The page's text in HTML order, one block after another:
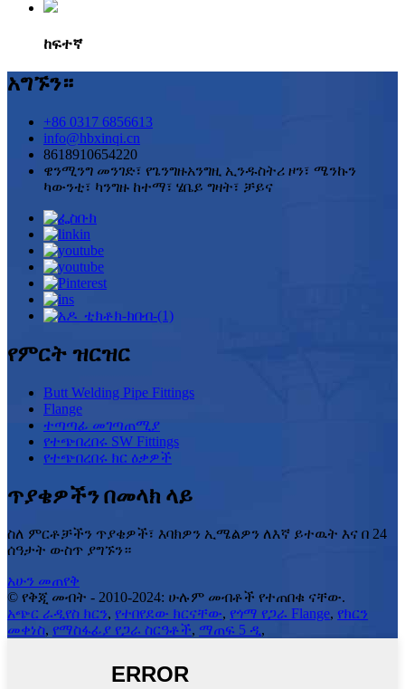
ከፍተኛ
አግኙን።
+86 0317 6856613
info@hbxinqi.cn
8618910654220
ዌንሚንግ መንገድ፣ የጌንግዙአንግዚ ኢንዱስትሪ ዞን፣ ሜንኩን
ካውንቲ፣ ካንግዙ ከተማ፣ ሄቤይ ግዛት፣ ቻይና
የምርት ዝርዝር
Butt Welding Pipe Fittings
Flange
ተጣጣፊ መገጣጠሚያ
የተጭበረበሩ SW Fittings
የተጭበረበሩ ክር ዕቃዎች
ጥያቄዎችን በመላክ ላይ
ስለ ምርቶቻችን ጥያቄዎች፣ እባክዎን ኢሜልዎን ለእኛ ይተዉት እና በ 24
ሰዓታት ውስጥ ያግኙን።
አሁን መጠየቅ
© የቅጂ መብት - 2010-2024: ሁሉም መብቶች የተጠበቁ ናቸው.
አጭር ራዲየስ ክርን, የተበየደው ክርናቸው, የጎማ የጋራ Flange, የክርን
መቀነስ, የማስፋፊያ የጋራ ስርዓቶች, ማጠፍ 5 ዲ,